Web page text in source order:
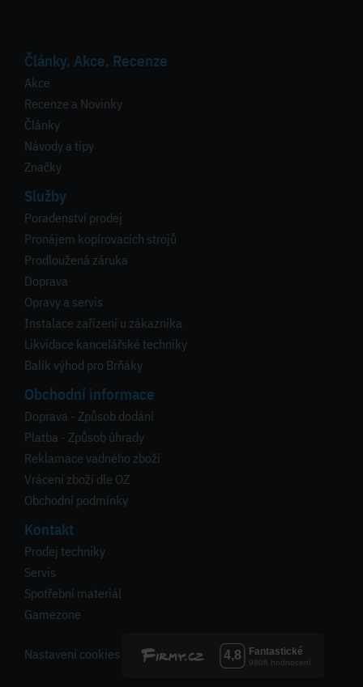
Články, Akce, Recenze
Akce
Recenze a Novinky
Články
Návody a tipy
Značky
Služby
Poradenství prodej
Pronájem kopírovacích strojů
Prodloužená záruka
Doprava
Opravy a servis
Instalace zařízení u zákazníka
Likvidace kancelářské techniky
Balík výhod pro Brňáky
Obchodní informace
Doprava - Způsob dodání
Platba - Způsob úhrady
Reklamace vadného zboží
Vrácení zboží dle OZ
Obchodní podmínky
Kontakt
Prodej techniky
Servis
Spotřební materiál
Gamezone
Nastavení cookies